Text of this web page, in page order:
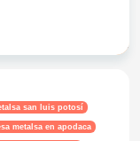
san luis potosí
metalsa en apodaca